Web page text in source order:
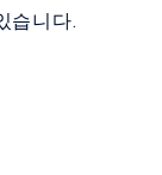
습니다.